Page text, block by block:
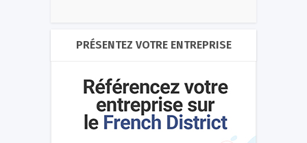
PRÉSENTEZ VOTRE ENTREPRISE